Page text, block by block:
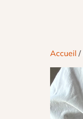
Accueil /